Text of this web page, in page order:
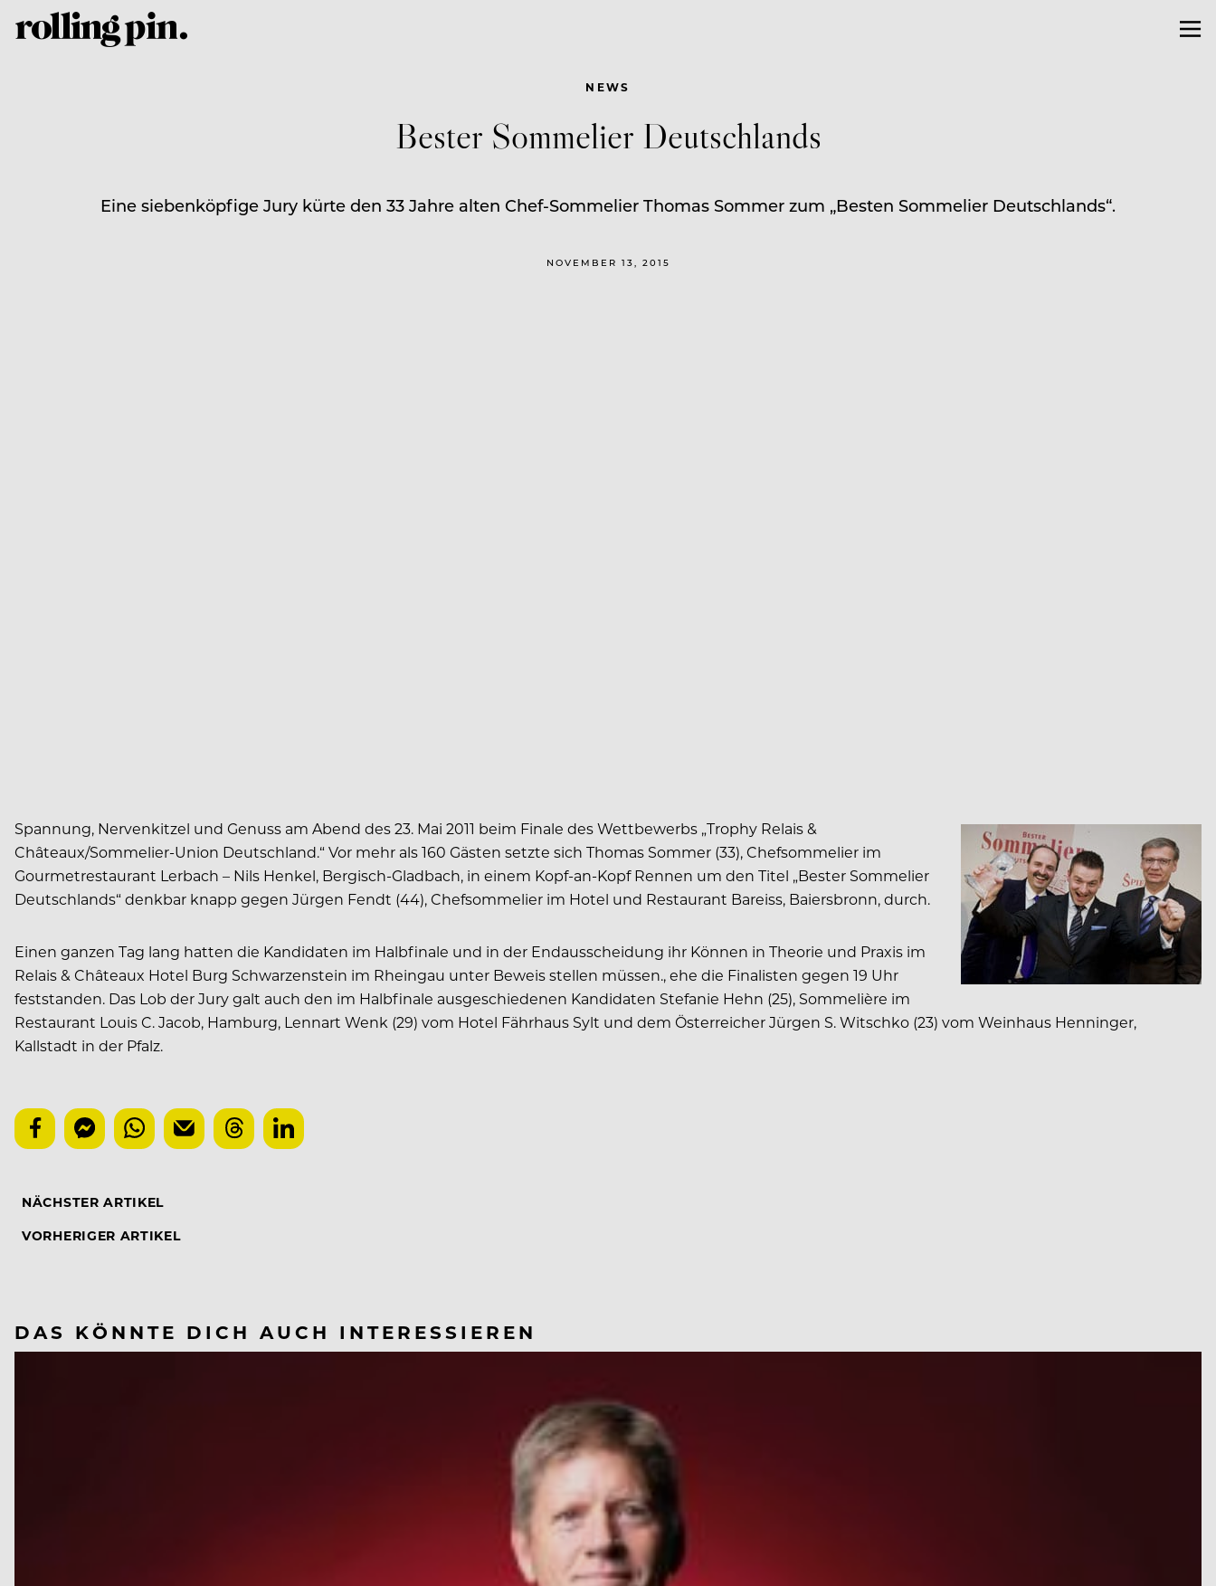
NEWS
Bester Sommelier Deutschlands
Eine siebenköpfige Jury kürte den 33 Jahre alten Chef-Sommelier Thomas Sommer zum „Besten Sommelier Deutschlands“.
NOVEMBER 13, 2015
Spannung, Nervenkitzel und Genuss am Abend des 23. Mai 2011 beim Finale des Wettbewerbs „Trophy Relais &
Châteaux/Sommelier-Union Deutschland.“ Vor mehr als 160 Gästen setzte sich Thomas Sommer (33), Chefsommelier im
Gourmetrestaurant Lerbach – Nils Henkel, Bergisch-Gladbach, in einem Kopf-an-Kopf Rennen um den Titel „Bester Sommelier
Deutschlands“ denkbar knapp gegen Jürgen Fendt (44), Chefsommelier im Hotel und Restaurant Bareiss, Baiersbronn, durch.
Einen ganzen Tag lang hatten die Kandidaten im Halbfinale und in der Endausscheidung ihr Können in Theorie und Praxis im
Relais & Châteaux Hotel Burg Schwarzenstein im Rheingau unter Beweis stellen müssen., ehe die Finalisten gegen 19 Uhr
feststanden. Das Lob der Jury galt auch den im Halbfinale ausgeschiedenen Kandidaten Stefanie Hehn (25), Sommelière im
Restaurant Louis C. Jacob, Hamburg, Lennart Wenk (29) vom Hotel Fährhaus Sylt und dem Österreicher Jürgen S. Witschko (23) vom Weinhaus Henninger,
Kallstadt in der Pfalz.
NÄCHSTER ARTIKEL
VORHERIGER ARTIKEL
DAS KÖNNTE DICH AUCH INTERESSIEREN